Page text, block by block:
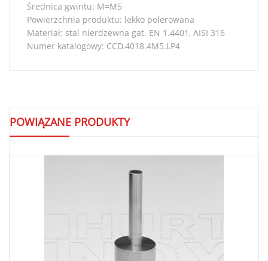
Średnica gwintu: M=M5
Powierzchnia produktu: lekko polerowana
Materiał: stal nierdzewna gat. EN 1.4401, AISI 316
Numer katalogowy: CCD.4018.4M5.LP4
POWIĄZANE PRODUKTY